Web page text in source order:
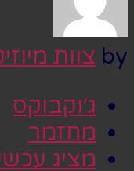
by צוות
ג׳וקבוקס
מחזמר
מציג